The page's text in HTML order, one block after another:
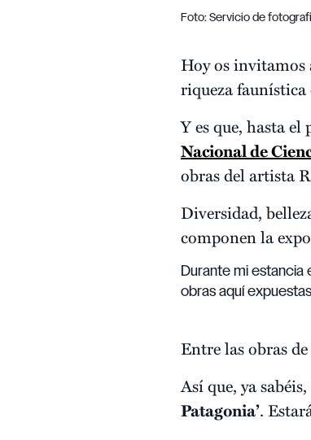
Foto: Servicio de
Hoy os invitamos
riqueza faunística
Y es que, hasta
Nacional de
obras del artista
Diversidad,
componen la
Durante mi estancia
obras aquí expuestas
Entre las obras
Así que, ya
Patagonia’.